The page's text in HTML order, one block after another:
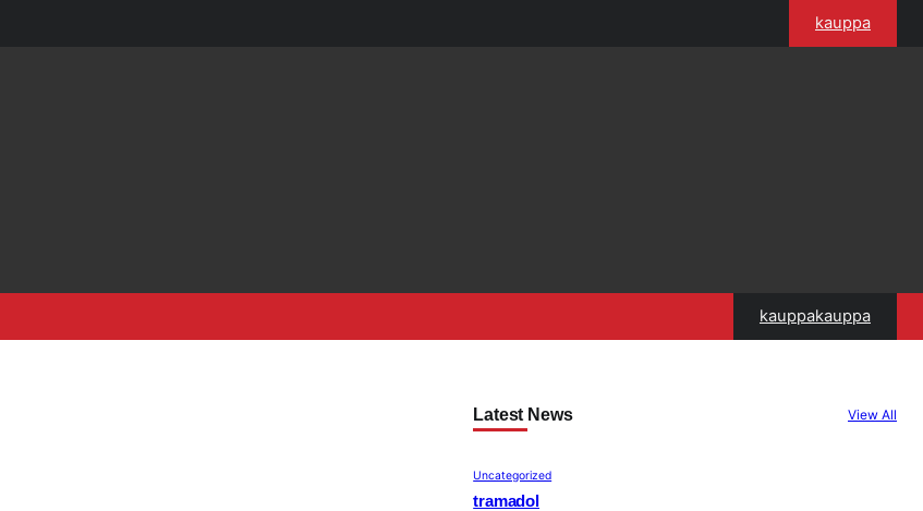
kauppa
kauppakauppa
Latest News View All
Uncategorized
tramadol